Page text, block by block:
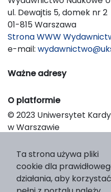
ul. Dewajtis 5, domek nr 2
01-815 Warszawa
Strona WWW
e-mail:
Ważne adresy
O platformie
© 2023 Uniwersytet
w Warszawie
Platform & Workflow by
Ta strona używa pliki
cookie dla
działania, aby